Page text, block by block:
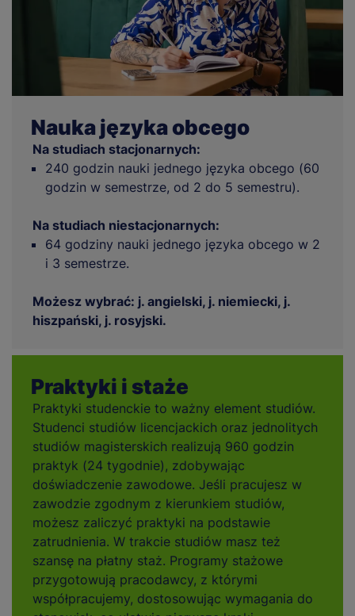
Nauka języka obcego
Na studiach stacjonarnych:
240 godzin nauki jednego języka obcego (60
godzin w semestrze, od 2 do 5 semestru).
Na studiach niestacjonarnych:
64 godziny nauki jednego języka obcego w 2
i 3 semestrze.
Możesz wybrać: j. angielski, j. niemiecki, j.
hiszpański, j. rosyjski.
Praktyki i staże
Praktyki studenckie to ważny element studiów.
Studenci studiów licencjackich oraz jednolitych
studiów magisterskich realizują 960 godzin
praktyk (24 tygodnie), zdobywając
doświadczenie zawodowe. Jeśli pracujesz w
zawodzie zgodnym z kierunkiem studiów,
możesz zaliczyć praktyki na podstawie
zatrudnienia. W trakcie studiów masz też
szansę na płatny staż. Programy stażowe
przygotowują pracodawcy, z którymi
współpracujemy, dostosowując wymagania do